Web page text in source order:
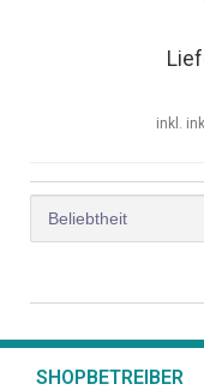
inkl.
SHOPBETREIBER